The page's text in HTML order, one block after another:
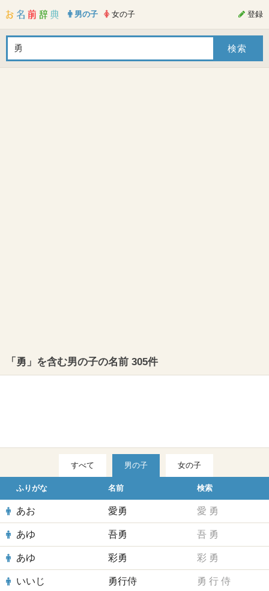
男の子 女の子 登録
「勇」を含む男の子の名前 305件
すべて 男の子 女の子
ふりがな 名前 検索
あお 愛勇 愛 勇
あゆ 吾勇 吾 勇
あゆ 彩勇 彩 勇
いいじ 勇行侍 勇 行 侍